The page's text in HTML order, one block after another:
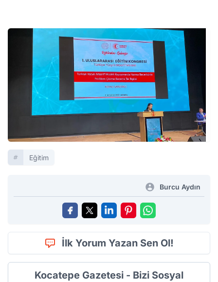
Eğitim
Burcu Aydın
İlk Yorum Yazan Sen Ol!
Kocatepe Gazetesi - Bizi Sosyal